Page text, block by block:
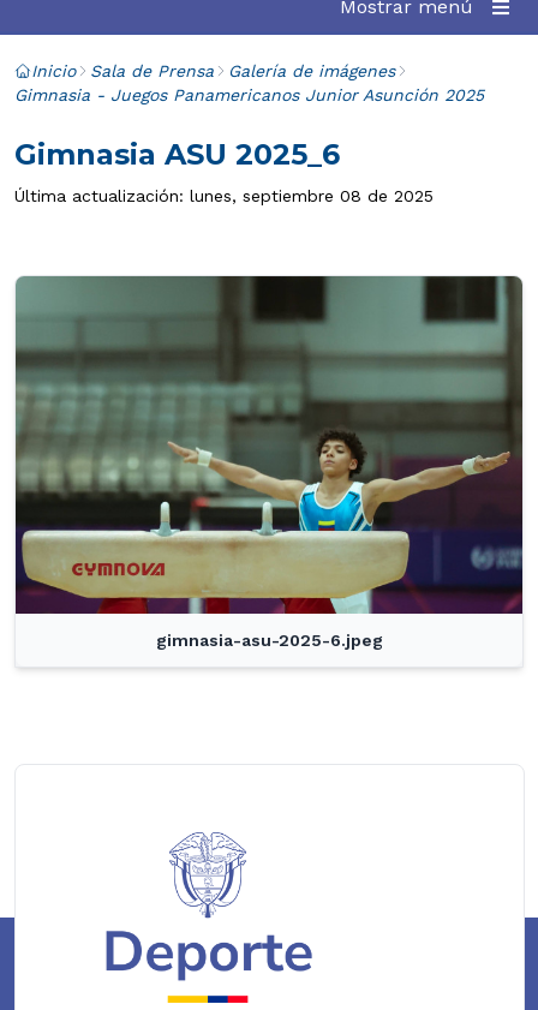
Mostrar menú
Inicio Sala de Prensa
Galería de imágenes
Gimnasia - Juegos Panamericanos Junior Asunción 2025
Gimnasia ASU 2025_6
Última actualización: lunes, septiembre 08 de 2025
gimnasia-asu-2025-6.jpeg